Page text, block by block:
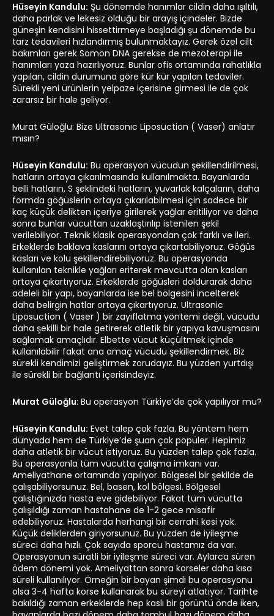
Hüseyin Kandulu: Şu dönemde hanımlar cildin daha ışıltılı,
daha parlak ve lekesiz olduğu bir arayış içindeler. Bizde
güneşin kendisini hissettirmeye başladığı şu dönemde bu
tarz tedavileri hızlandırmış bulunmaktayız. Gerek özel cilt
bakımları gerek Somon DNA gerekse de mezoterapi ile
hanımları yaza hazırlıyoruz. Bunlar ofis ortamında rahatlıkla
yapılan, cildin durumuna göre kür kür yapılan tedaviler.
Sürekli yeni ürünlerin yelpaze içerisine girmesi ile de çok
zararsız bir hale geliyor.
Murat Güloğlu: Bize Ultrasonıc Liposuction ( Vaser) anlatır
mısın?
Hüseyin Kandulu: Bu operasyon vücudun şekillendirilmesi,
hatların ortaya çıkarılmasında kullanılmakta. Bayanlarda
belli hatların, S şeklindeki hatların, yuvarlak kalçaların, daha
formda göğüslerin ortaya çıkarılabilmesi için sadece bir
kaç küçük delikten içeriye girilerek yağlar eritiliyor ve daha
sonra bunlar vücuttan uzaklaştırılıp istenilen şekil
verilebiliyor. Teknik klasik operasyondan çok farklı ve ileri.
Erkeklerde baklava kaslarını ortaya çıkartabiliyoruz. Göğüs
kasları ve kolu şekillendirebiliyoruz. Bu operasyonda
kullanılan teknikle yağları eriterek mevcutta olan kasları
ortaya çıkartıyoruz. Erkeklerde göğüsleri doldurarak daha
adeleli bir yapı, bayanlarda ise bel bölgesini incelterek
daha belirgin hatlar ortaya çıkartıyoruz. Ultrasonic
Liposuction ( Vaser ) bir zayıflatma yöntemi değil, vücudu
daha şekilli bir hale getirerek atletik bir yapıya kavuşmasını
sağlamak amaçlıdır. Elbette vücut küçültmek içinde
kullanılabilir fakat ana amaç vücudu şekillendirmek. Biz
sürekli kendimizi geliştirmek zorudayız. Bu yüzden yurtdışı
ile sürekli bir bağlantı içerisindeyiz.
Murat Güloğlu: Bu operasyon Türkiye’de çok yapılıyor mu?
Hüseyin Kandulu: Evet talep çok fazla. Bu yöntem hem
dünyada hem de Türkiye’de şuan çok popüler. Hepimiz
daha atletik bir vücut istiyoruz. Bu yüzden talep çok fazla.
Bu operasyonla tüm vücutta çalışma imkanı var.
Ameliyathane ortamında yapılıyor. Bölgesel bir şekilde de
çalışabiliyorsunuz. Bel, basen, kol bölgesi. Bölgesel
çalıştığınızda hasta eve gidebiliyor. Fakat tüm vücutta
çalışıldığı zaman hastahane de 1-2 gece misafir
edebiliyoruz. Hastalarda herhangi bir cerrahi kesi yok.
Küçük deliklerden giriyorsunuz. Bu yüzden de iyileşme
süreci daha hızlı. Çok sayıda sporcu hastamız da var.
Operasyonun süratli bir iyileşme süreci var. Aylarca süren
ödem dönemi yok. Ameliyattan sonra korseler daha kısa
süreli kullanılıyor. Örneğin bir bayan şimdi bu operasyonu
olsa 3-4 hafta korse kullanarak bu süreyi atlatıyor. Tarihte
bakıldığı zaman erkeklerde hep kaslı bir görüntü önde iken,